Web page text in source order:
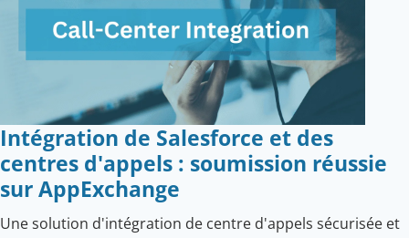
Intégration de Salesforce et des
centres d'appels : soumission réussie
sur AppExchange
Une solution d'intégration de centre d'appels sécurisée et